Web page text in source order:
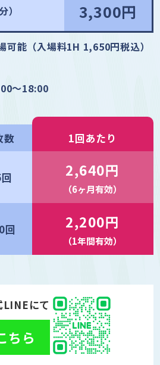
） 3,300円
可能（入場料1H 1,650円税込）
〜18:00
数 1回あたり
2,640円
（6ヶ月有効）
回 2,200円
（1年間有効）
LINEにて
ちら